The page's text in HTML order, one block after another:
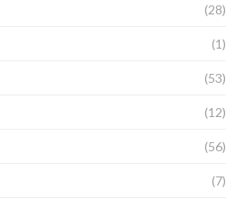
(28)
(1)
(53)
(12)
(56)
(7)